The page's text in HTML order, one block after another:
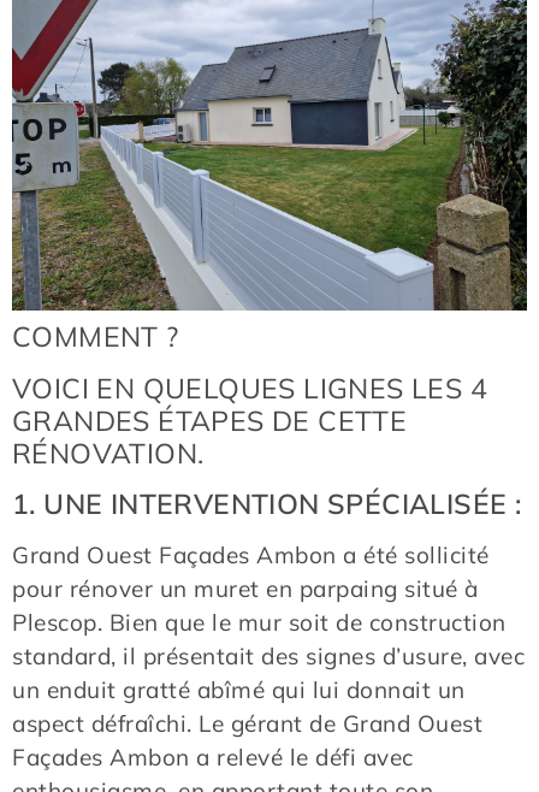
COMMENT ?
VOICI EN QUELQUES LIGNES LES 4
GRANDES ÉTAPES DE CETTE
RÉNOVATION.
1. UNE INTERVENTION SPÉCIALISÉE :
Grand Ouest Façades Ambon a été sollicité
pour rénover un muret en parpaing situé à
Plescop. Bien que le mur soit de construction
standard, il présentait des signes d’usure, avec
un enduit gratté abîmé qui lui donnait un
aspect défraîchi. Le gérant de Grand Ouest
Façades Ambon a relevé le défi avec